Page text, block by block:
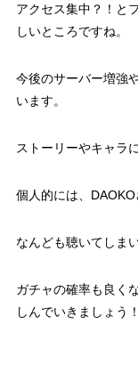
アクセス集中？！と
しいところですね。
今後のサーバー増強
います。
ストーリーやキャラ
個人的には、
なんども聴いてしま
ガチャの確率も良く
しんでいきましょう！